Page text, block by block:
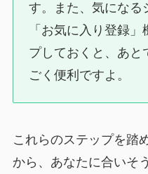
す。また、気になる
「お気に入り登録
プしておくと、あと
ごく便利ですよ。
これらのステップを踏
から、あなたに合いそ